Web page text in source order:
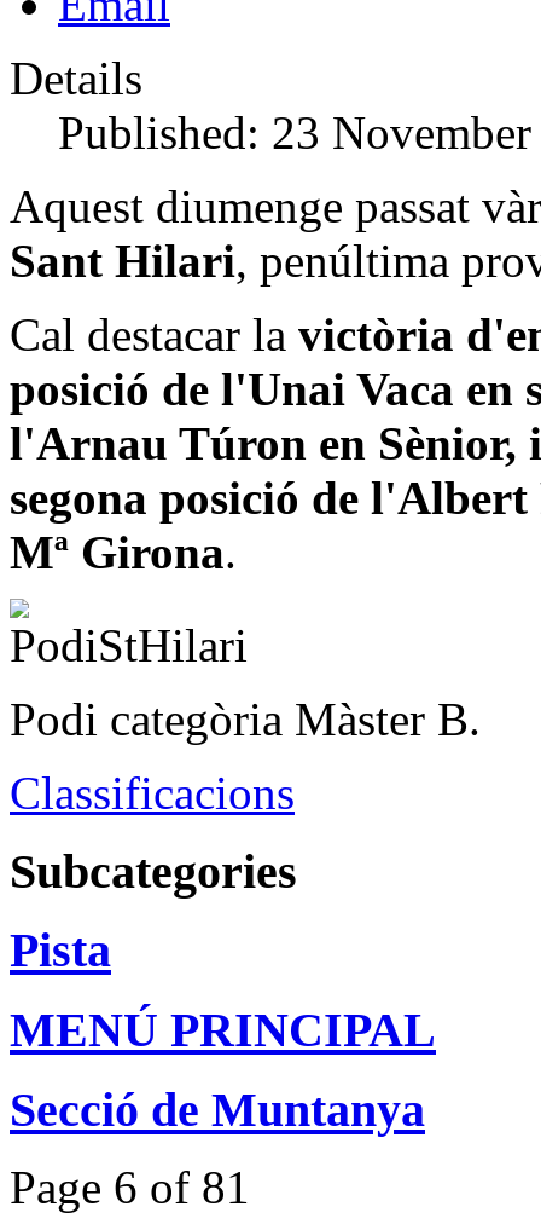
Details
Published: 23
Aquest diumenge passat
Sant Hilari, penúltima
Cal destacar la victòria
posició de l'Unai Vaca en
l'Arnau Túron en Sènior,
segona posició de
Mª Girona.
Podi categòria Màster B.
Classificacions
Subcategories
Pista
MENÚ PRINCIPAL
Secció de Muntanya
Page 6 of 81